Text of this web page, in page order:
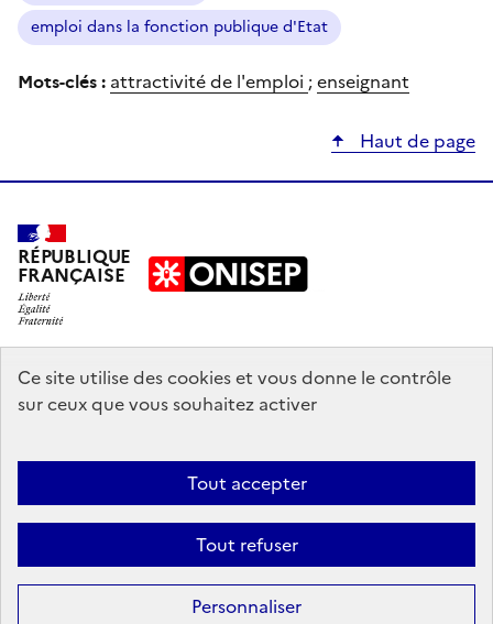
Ce site utilise des cookies et vous donne le contrôle
sur ceux que vous souhaitez activer
Tout accepter
Tout refuser
Personnaliser
emploi dans la fonction publique d'Etat
Mots-clés : attractivité de l'emploi ;enseignant
Haut de page
RÉPUBLIQUE
FRANÇAISE
education.gouv.fr
enseignementsup-recherche.gouv.fr
Accessibilité : partiellement conforme
les contenus de ce site sont proposés souslicence etalab-2.0